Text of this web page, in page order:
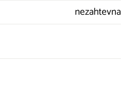
nezahtevna